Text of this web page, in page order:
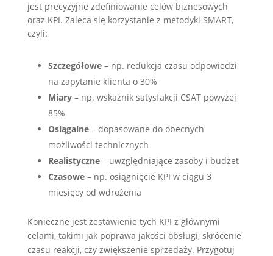
jest precyzyjne zdefiniowanie celów biznesowych
oraz KPI. Zaleca się korzystanie z metodyki SMART,
czyli:
Szczegółowe– np. redukcja czasu odpowiedzi
na zapytanie klienta o 30%
Miary– np. wskaźnik satysfakcji CSAT powyżej
85%
Osiągalne– dopasowane do obecnych
możliwości technicznych
Realistyczne– uwzględniające zasoby i budżet
Czasowe– np. osiągnięcie KPI w ciągu 3
miesięcy od wdrożenia
Konieczne jest zestawienie tych KPI z głównymi
celami, takimi jak poprawa jakości obsługi, skrócenie
czasu reakcji, czy zwiększenie sprzedaży. Przygotuj